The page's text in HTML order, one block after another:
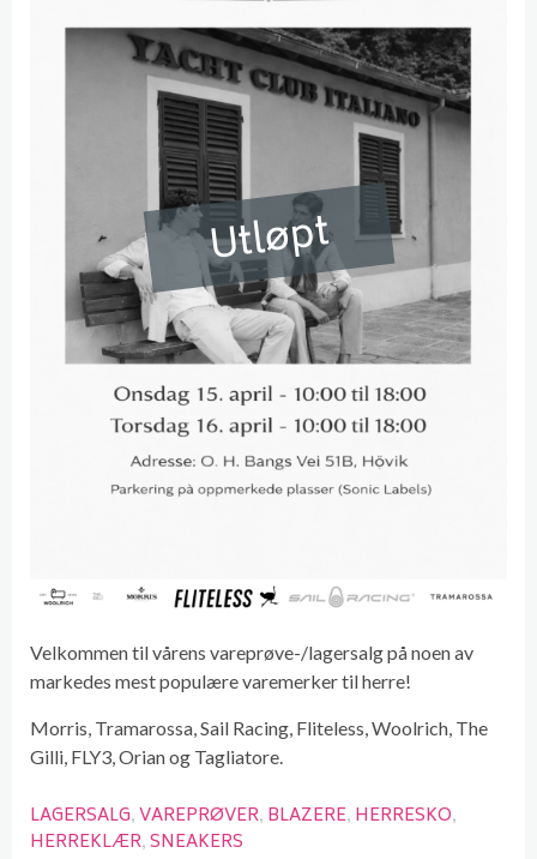
Utløpt
Velkommen til vårens vareprøve-/lagersalg på noen av
markedes mest populære varemerker til herre!
Morris, Tramarossa, Sail Racing, Fliteless, Woolrich, The
Gilli, FLY3, Orian og Tagliatore.
LAGERSALG VAREPRØVER BLAZERE HERRESKO
HERREKLÆR SNEAKERS